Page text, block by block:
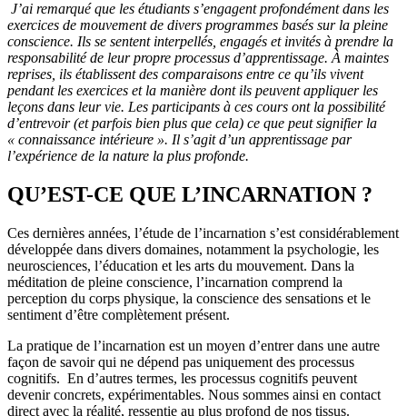
J’ai remarqué que les étudiants s’engagent profondément dans les
exercices de mouvement de divers programmes basés sur la pleine
conscience. Ils se sentent interpellés, engagés et invités à prendre la
responsabilité de leur propre processus d’apprentissage. À maintes
reprises, ils établissent des comparaisons entre ce qu’ils vivent
pendant les exercices et la manière dont ils peuvent appliquer les
leçons dans leur vie. Les participants à ces cours ont la possibilité
d’entrevoir (et parfois bien plus que cela) ce que peut signifier la
« connaissance intérieure ». Il s’agit d’un apprentissage par
l’expérience de la nature la plus profonde.
QU’EST-CE QUE L’INCARNATION ?
Ces dernières années, l’étude de l’incarnation s’est considérablement
développée dans divers domaines, notamment la psychologie, les
neurosciences, l’éducation et les arts du mouvement. Dans la
méditation de pleine conscience, l’incarnation comprend la
perception du corps physique, la conscience des sensations et le
sentiment d’être complètement présent.
La pratique de l’incarnation est un moyen d’entrer dans une autre
façon de savoir qui ne dépend pas uniquement des processus
cognitifs. En d’autres termes, les processus cognitifs peuvent
devenir concrets, expérimentables. Nous sommes ainsi en contact
direct avec la réalité, ressentie au plus profond de nos tissus.